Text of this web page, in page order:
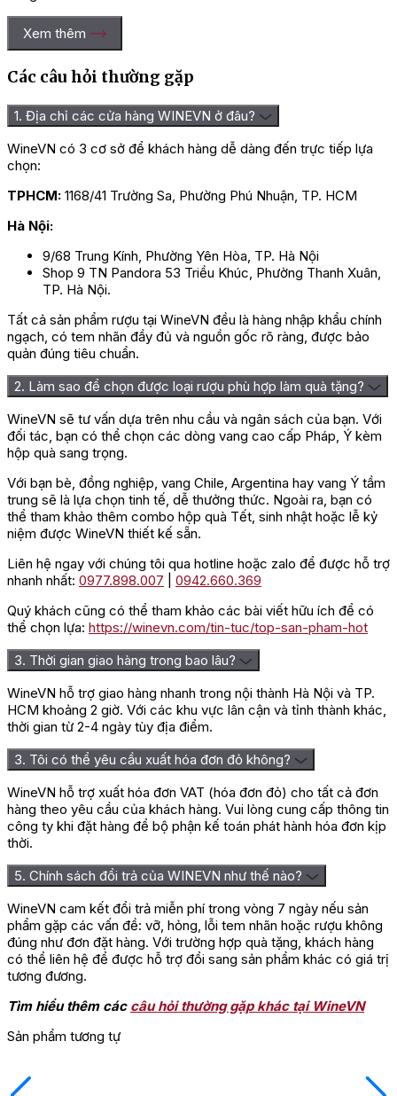
Xem thêm
Các câu hỏi thường gặp
1. Địa chỉ các cửa hàng WINEVN ở đâu?
WineVN có 3 cơ sở để khách hàng dễ dàng đến trực tiếp lựa
chọn:
TPHCM: 1168/41 Trường Sa, Phường Phú Nhuận, TP. HCM
Hà Nội:
9/68 Trung Kính, Phường Yên Hòa, TP. Hà Nội
Shop 9 TN Pandora 53 Triều Khúc, Phường Thanh Xuân,
TP. Hà Nội.
Tất cả sản phẩm rượu tại WineVN đều là hàng nhập khẩu chính
ngạch, có tem nhãn đầy đủ và nguồn gốc rõ ràng, được bảo
quản đúng tiêu chuẩn.
2. Làm sao để chọn được loại rượu phù hợp làm quà tặng?
WineVN sẽ tư vấn dựa trên nhu cầu và ngân sách của bạn. Với
đối tác, bạn có thể chọn các dòng vang cao cấp Pháp, Ý kèm
hộp quà sang trọng.
Với bạn bè, đồng nghiệp, vang Chile, Argentina hay vang Ý tầm
trung sẽ là lựa chọn tinh tế, dễ thưởng thức. Ngoài ra, bạn có
thể tham khảo thêm combo hộp quà Tết, sinh nhật hoặc lễ kỷ
niệm được WineVN thiết kế sẵn.
Liên hệ ngay với chúng tôi qua hotline hoặc zalo để được hỗ trợ
nhanh nhất: 0977.898.007
0942.660.369
Quý khách cũng có thể tham khảo các bài viết hữu ích để có
thể chọn lựa: https://winevn.com/tin-tuc/top-san-pham-hot
3. Thời gian giao hàng trong bao lâu?
WineVN hỗ trợ giao hàng nhanh trong nội thành Hà Nội và TP.
HCM khoảng 2 giờ. Với các khu vực lân cận và tỉnh thành khác,
thời gian từ 2-4 ngày tùy địa điểm.
3. Tôi có thể yêu cầu xuất hóa đơn đỏ không?
WineVN hỗ trợ xuất hóa đơn VAT (hóa đơn đỏ) cho tất cả đơn
hàng theo yêu cầu của khách hàng. Vui lòng cung cấp thông tin
công ty khi đặt hàng để bộ phận kế toán phát hành hóa đơn kịp
thời.
5. Chính sách đổi trả của WINEVN như thế nào?
WineVN cam kết đổi trả miễn phí trong vòng 7 ngày nếu sản
phẩm gặp các vấn đề: vỡ, hỏng, lỗi tem nhãn hoặc rượu không
đúng như đơn đặt hàng. Với trường hợp quà tặng, khách hàng
có thể liên hệ để được hỗ trợ đổi sang sản phẩm khác có giá trị
tương đương.
Tìm hiểu thêm các câu hỏi thường gặp khác tại WineVN
Sản phẩm tương tự